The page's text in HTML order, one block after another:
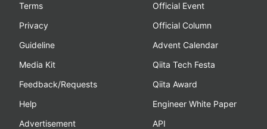
Terms
Privacy
Guideline
Media Kit
Feedback/Requests
Help
Advertisement
Official Event
Official Column
Advent Calendar
Qiita Tech Festa
Qiita Award
Engineer White Paper
API